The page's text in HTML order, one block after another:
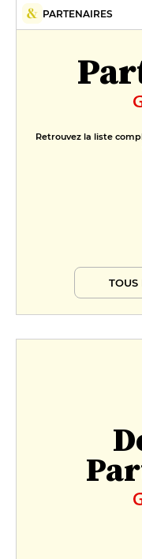
PARTENAIRES
Retrouvez la liste
TOUS